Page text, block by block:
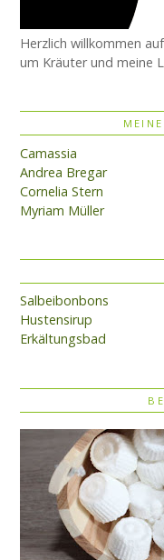
Herzlich willkommen
um Kräuter und meine
Camassia
Andrea Bregar
Cornelia Stern
Myriam Müller
Salbeibonbons
Hustensirup
Erkältungsbad